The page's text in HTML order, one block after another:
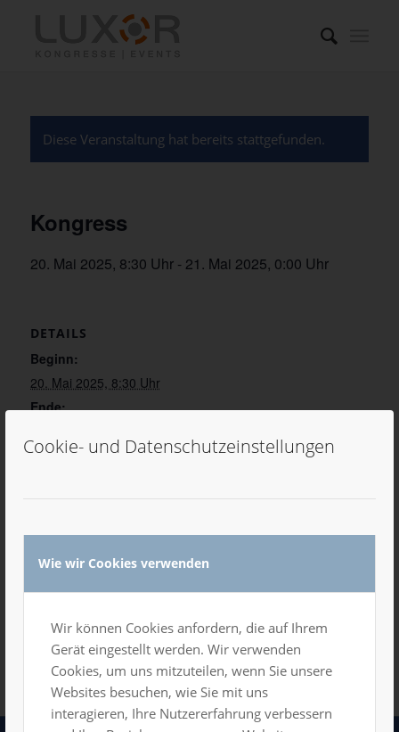
Cookie- und Datenschutzeinstellungen
Wie wir Cookies verwenden
Wir können Cookies anfordern, die auf Ihrem
Gerät eingestellt werden. Wir verwenden
Cookies, um uns mitzuteilen, wenn Sie unsere
Websites besuchen, wie Sie mit uns
interagieren, Ihre Nutzererfahrung verbessern
Diese Veranstaltung hat bereits stattgefunden.
Kongress
20. Mai 2025, 8:30 Uhr- 21. Mai 2025, 0:00 Uhr
DETAILS
Beginn:
20. Mai 2025, 8:30 Uhr
Ende:
Zum Kalender hinzufügen